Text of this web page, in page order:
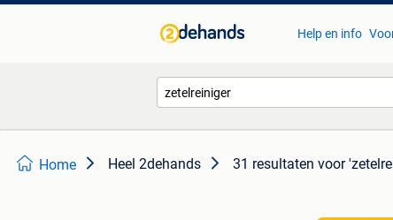
Help en info
Home Heel 2dehands 31 resultaten voor